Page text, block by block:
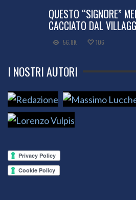
QUESTO “SIGNORE”
CACCIATO DAL
56.8K 106
I NOSTRI AUTORI